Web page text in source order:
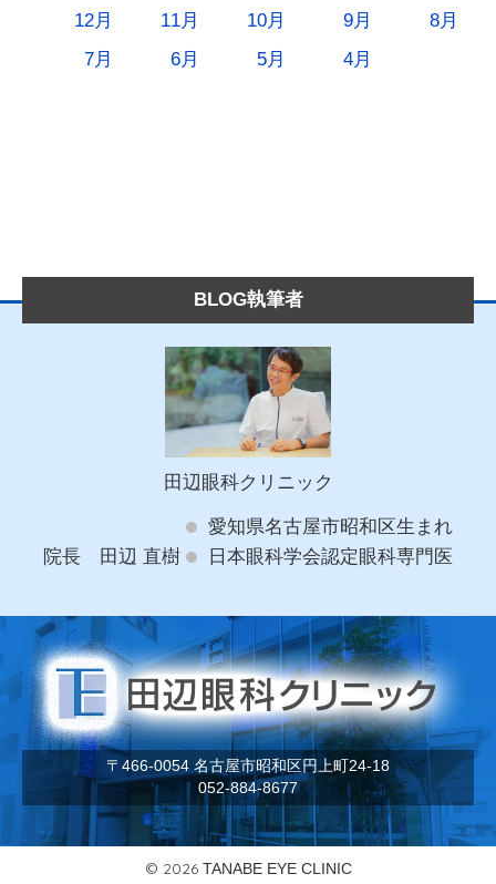
12月
11月 10月 9月
8月
7月
6月 5月 4月
BLOG執筆者
田辺眼科クリニック
院長 田辺 直樹
愛知県名古屋市昭和区生まれ
日本眼科学会認定眼科専門医
〒466-0054 名古屋市昭和区円上町24-18
052-884-8677
© 2026TANABE EYE CLINIC